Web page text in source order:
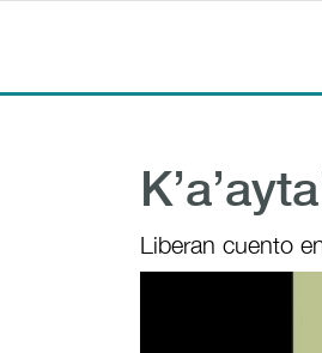
Liberan cuento